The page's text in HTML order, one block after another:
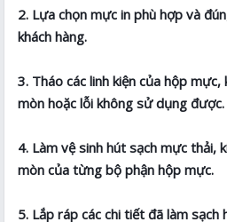
2. Lựa chọn mực in phù hợp và
khách hàng.
3. Tháo các linh kiện của hộp
mòn hoặc lỗi không sử dụng được.
4. Làm vệ sinh hút sạch mực thải,
mòn của từng bộ phận hộp mực.
5. Lắp ráp các chi tiết đã làm sạch